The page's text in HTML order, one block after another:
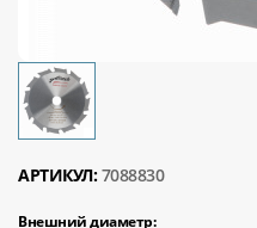
АРТИКУЛ: 7088830
Внешний диаметр: